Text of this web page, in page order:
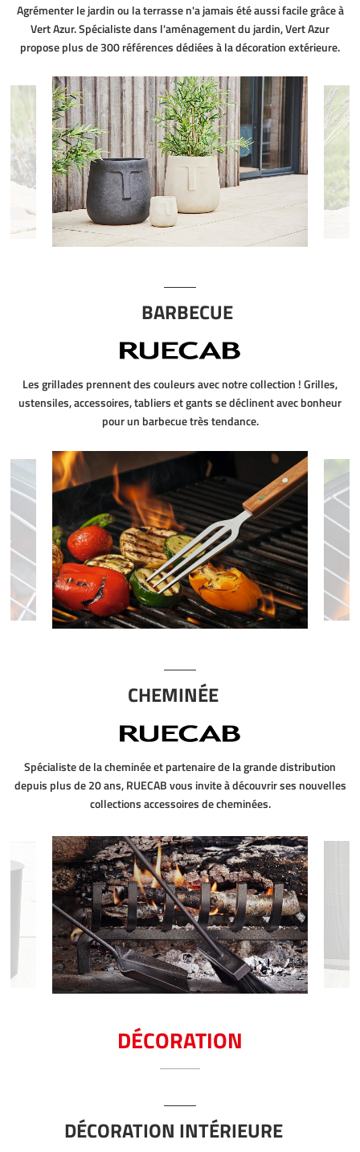
Agrémenter le jardin ou la terrasse n'a jamais été aussi facile grâce à
Vert Azur. Spécialiste dans l'aménagement du jardin, Vert Azur
propose plus de 300 références dédiées à la décoration extérieure.
BARBECUE
Les grillades prennent des couleurs avec notre collection ! Grilles,
ustensiles, accessoires, tabliers et gants se déclinent avec bonheur
pour un barbecue très tendance.
CHEMINÉE
Spécialiste de la cheminée et partenaire de la grande distribution
depuis plus de 20 ans, RUECAB vous invite à découvrir ses nouvelles
collections accessoires de cheminées.
DÉCORATION
DÉCORATION INTÉRIEURE